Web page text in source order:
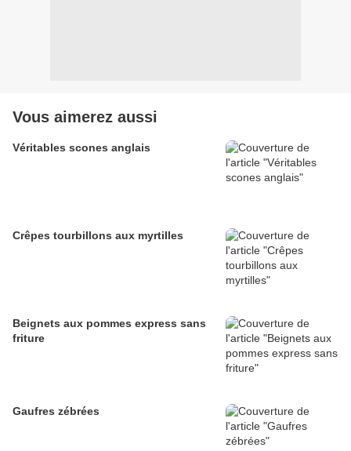
Vous aimerez aussi
Véritables scones anglais
Crêpes tourbillons aux myrtilles
Beignets aux pommes express sans
friture
Gaufres zébrées